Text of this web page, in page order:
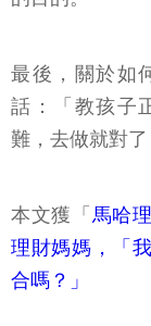
最後，關於如
話：「教孩子
難，去做就對了
本文獲「 馬哈
理財媽媽，「
合嗎？」